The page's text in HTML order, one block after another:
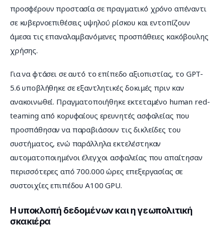
προσφέρουν προστασία σε πραγματικό χρόνο απέναντι
σε κυβερνοεπιθέσεις υψηλού ρίσκου και εντοπίζουν
άμεσα τις επαναλαμβανόμενες προσπάθειες κακόβουλης
χρήσης.
Για να φτάσει σε αυτό το επίπεδο αξιοπιστίας, το GPT-
5.6 υποβλήθηκε σε εξαντλητικές δοκιμές πριν καν
ανακοινωθεί. Πραγματοποιήθηκε εκτεταμένο human red-
teaming από κορυφαίους ερευνητές ασφαλείας που
προσπάθησαν να παραβιάσουν τις δικλείδες του
συστήματος, ενώ παράλληλα εκτελέστηκαν
αυτοματοποιημένοι έλεγχοι ασφαλείας που απαίτησαν
περισσότερες από 700.000 ώρες επεξεργασίας σε
συστοιχίες επιπέδου A100 GPU.
Η υποκλοπή δεδομένων και η γεωπολιτική
σκακιέρα